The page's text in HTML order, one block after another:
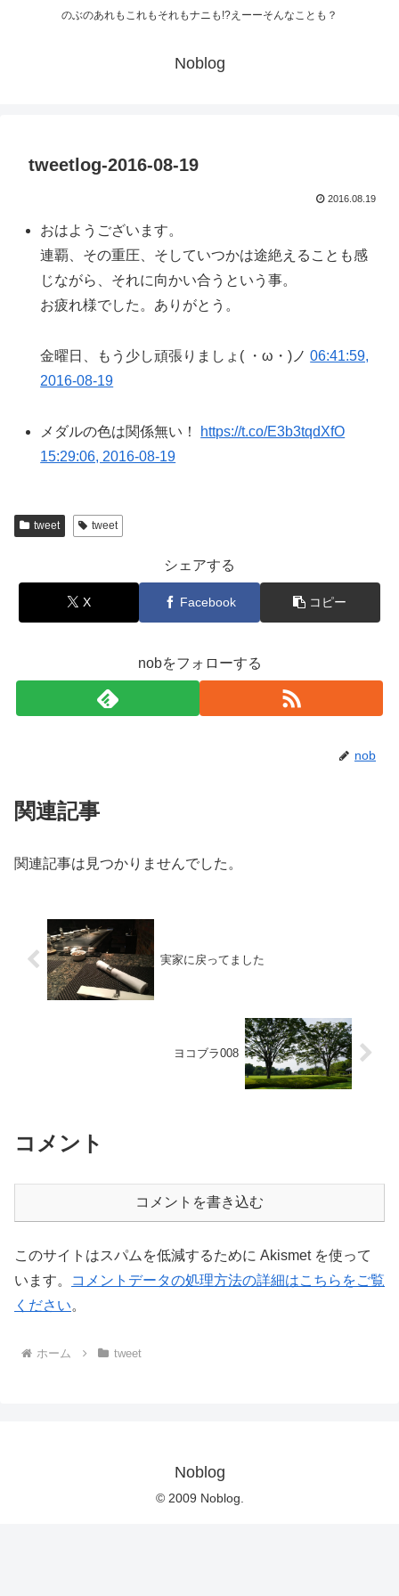
のぶのあれもこれもそれもナニも!?えーーそんなことも？
Noblog
tweetlog-2016-08-19
2016.08.19
おはようございます。
連覇、その重圧、そしていつかは途絶えることも感
じながら、それに向かい合うという事。
お疲れ様でした。ありがとう。
金曜日、もう少し頑張りましょ( ・ω・)ノ06:41:59,
2016-08-19
メダルの色は関係無い！
https://t.co/E3b3tqdXfO
15:29:06, 2016-08-19
tweet tweet
シェアする
X Facebook コピー
nobをフォローする
nob
関連記事
関連記事は見つかりませんでした。
実家に戻ってました
ヨコブラ008
コメント
コメントを書き込む
このサイトはスパムを低減するために Akismet を使って
います。
コメントデータの処理方法の詳細はこちらをご覧
ください。
ホーム tweet
Noblog
© 2009 Noblog.